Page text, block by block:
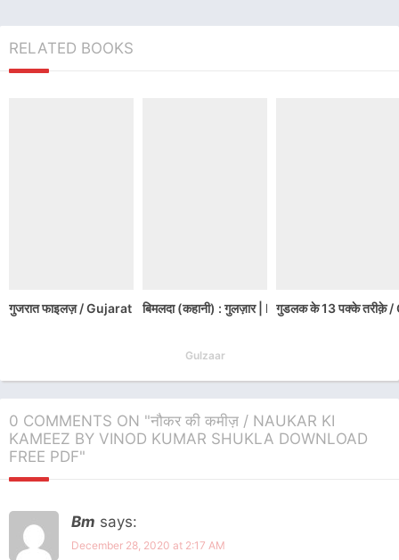
RELATED BOOKS
गुजरात फाइलज़ / Gujarat Files: Anatomy of a Cover-up
बिमलदा (कहानी) : गुलज़ार | Bimalda : Gulzaar
Gulzaar
गुडलक के 13 पक्के तरीक़े
0 COMMENTS ON "नौकर की कमीज़ / NAUKAR KI
KAMEEZ BY VINOD KUMAR SHUKLA DOWNLOAD
FREE PDF"
Bm says:
December 28, 2020 at 2:17 AM